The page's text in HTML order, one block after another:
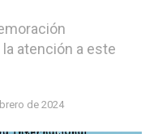
atención a este
de 2024